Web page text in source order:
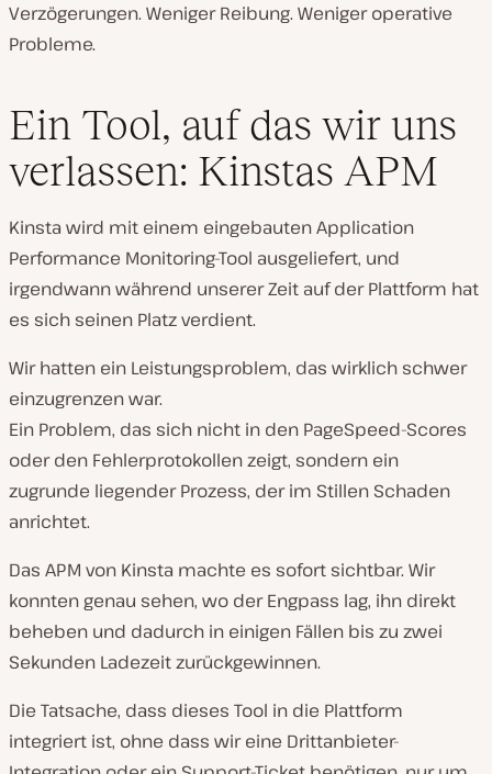
Verzögerungen. Weniger Reibung. Weniger operative
Probleme.
Ein Tool, auf das wir uns
verlassen: Kinstas APM
Kinsta wird mit einem eingebauten Application
Performance Monitoring-Tool ausgeliefert, und
irgendwann während unserer Zeit auf der Plattform hat
es sich seinen Platz verdient.
Wir hatten ein Leistungsproblem, das wirklich schwer
einzugrenzen war.
Ein Problem, das sich nicht in den PageSpeed-Scores
oder den Fehlerprotokollen zeigt, sondern ein
zugrunde liegender Prozess, der im Stillen Schaden
anrichtet.
Das APM von Kinsta machte es sofort sichtbar. Wir
konnten genau sehen, wo der Engpass lag, ihn direkt
beheben und dadurch in einigen Fällen bis zu zwei
Sekunden Ladezeit zurückgewinnen.
Die Tatsache, dass dieses Tool in die Plattform
integriert ist, ohne dass wir eine Drittanbieter-